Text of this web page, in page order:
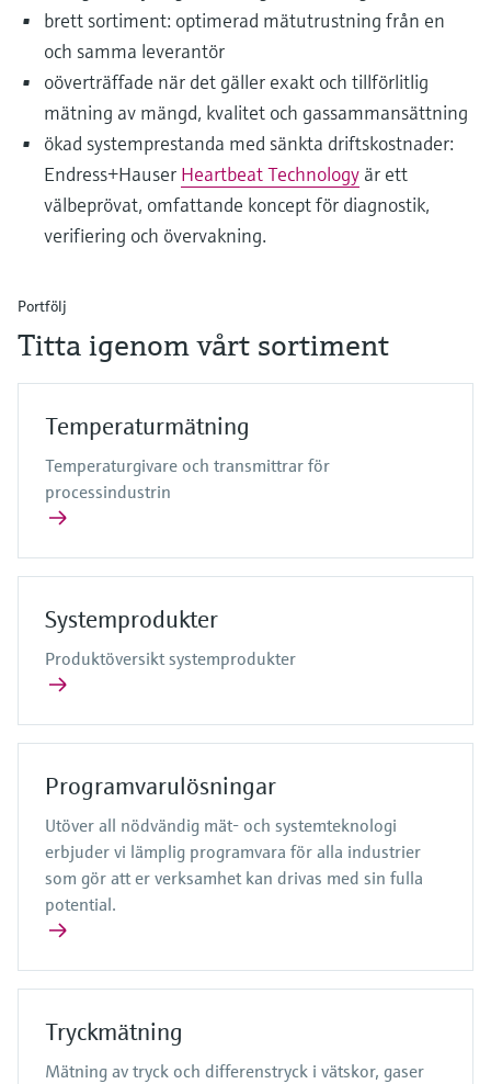
brett sortiment: optimerad mätutrustning från en
och samma leverantör
oöverträffade när det gäller exakt och tillförlitlig
mätning av mängd, kvalitet och gassammansättning
ökad systemprestanda med sänkta driftskostnader:
Endress+Hauser Heartbeat Technology är ett
välbeprövat, omfattande koncept för diagnostik,
verifiering och övervakning.
Portfölj
Titta igenom vårt sortiment
Temperaturmätning
Temperaturgivare och transmittrar för
processindustrin
Systemprodukter
Produktöversikt systemprodukter
Programvarulösningar
Utöver all nödvändig mät- och systemteknologi
erbjuder vi lämplig programvara för alla industrier
som gör att er verksamhet kan drivas med sin fulla
potential.
Tryckmätning
Mätning av tryck och differenstryck i vätskor, gaser